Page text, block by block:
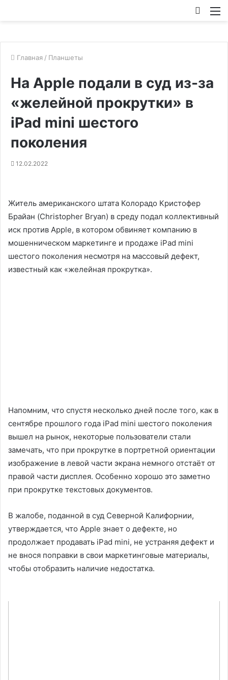
Главная / Планшеты
На Apple подали в суд из-за
«желейной прокрутки» в
iPad mini шестого
поколения
12.02.2022
Житель американского штата Колорадо Кристофер
Брайан (Christopher Bryan) в среду подал коллективный
иск против Apple, в котором обвиняет компанию в
мошенническом маркетинге и продаже iPad mini
шестого поколения несмотря на массовый дефект,
известный как «желейная прокрутка».
Напомним, что спустя несколько дней после того, как в
сентябре прошлого года iPad mini шестого поколения
вышел на рынок, некоторые пользователи стали
замечать, что при прокрутке в портретной ориентации
изображение в левой части экрана немного отстаёт от
правой части дисплея. Особенно хорошо это заметно
при прокрутке текстовых документов.
В жалобе, поданной в суд Северной Калифорнии,
утверждается, что Apple знает о дефекте, но
продолжает продавать iPad mini, не устраняя дефект и
не внося поправки в свои маркетинговые материалы,
чтобы отобразить наличие недостатка.